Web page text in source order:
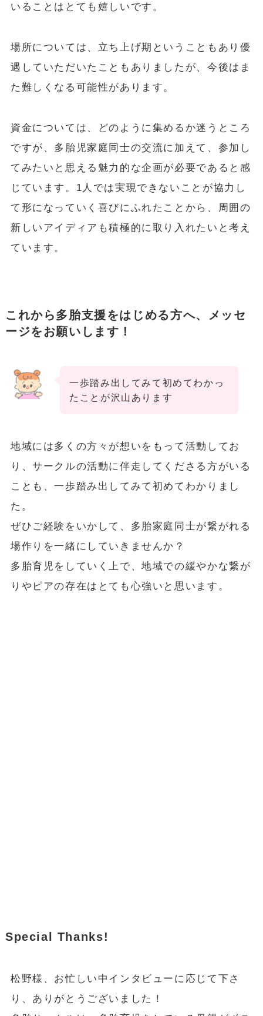
いることはとても嬉しいです。
場所については、立ち上げ期ということもあり優
遇していただいたこともありましたが、今後はま
た難しくなる可能性があります。
資金については、どのように集めるか迷うところ
ですが、多胎児家庭同士の交流に加えて、参加し
てみたいと思える魅力的な企画が必要であると感
じています。1人では実現できないことが協力し
て形になっていく喜びにふれたことから、周囲の
新しいアイディアも積極的に取り入れたいと考え
ています。
これから多胎支援をはじめる方へ、メッセ
ージをお願いします！
一歩踏み出してみて初めてわかっ
たことが沢山あります
地域には多くの方々が想いをもって活動してお
り、サークルの活動に伴走してくださる方がいる
ことも、一歩踏み出してみて初めてわかりまし
た。
ぜひご経験をいかして、多胎家庭同士が繋がれる
場作りを一緒にしていきませんか？
多胎育児をしていく上で、地域での緩やかな繋が
りやピアの存在はとても心強いと思います。
Special Thanks!
松野様、お忙しい中インタビューに応じて下さ
り、ありがとうございました！